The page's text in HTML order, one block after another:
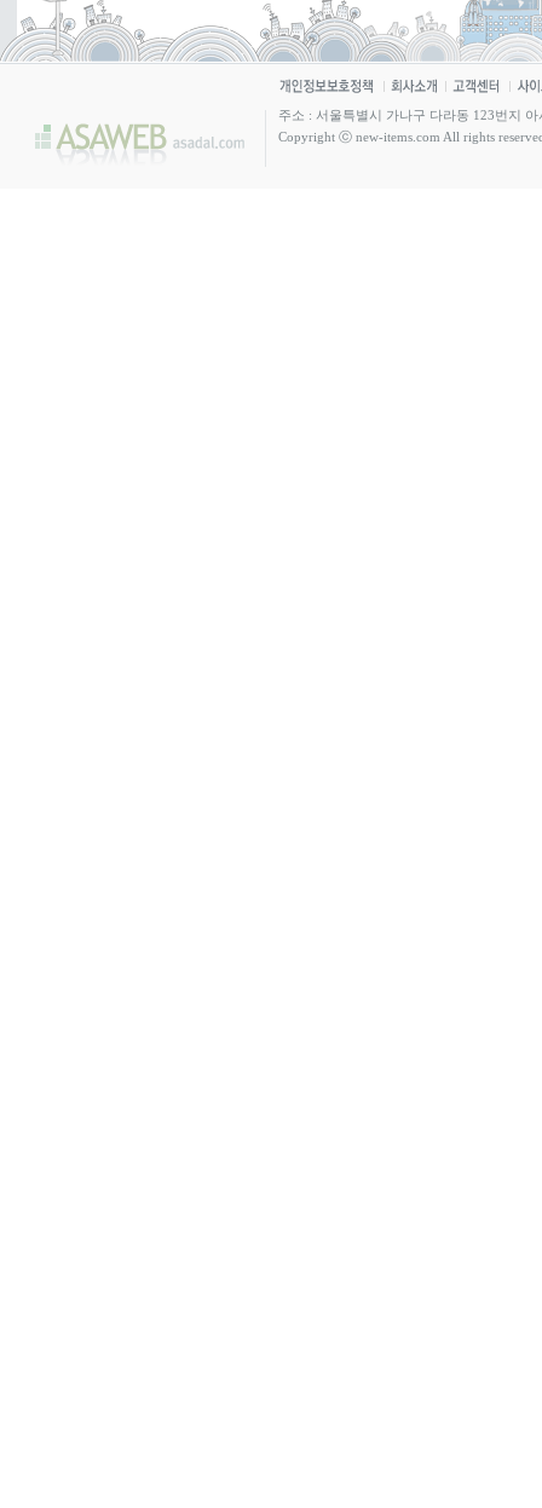
주소 : 서울특별시 가나구 다라동 123번지
Copyright ⓒ new-items.com All rights